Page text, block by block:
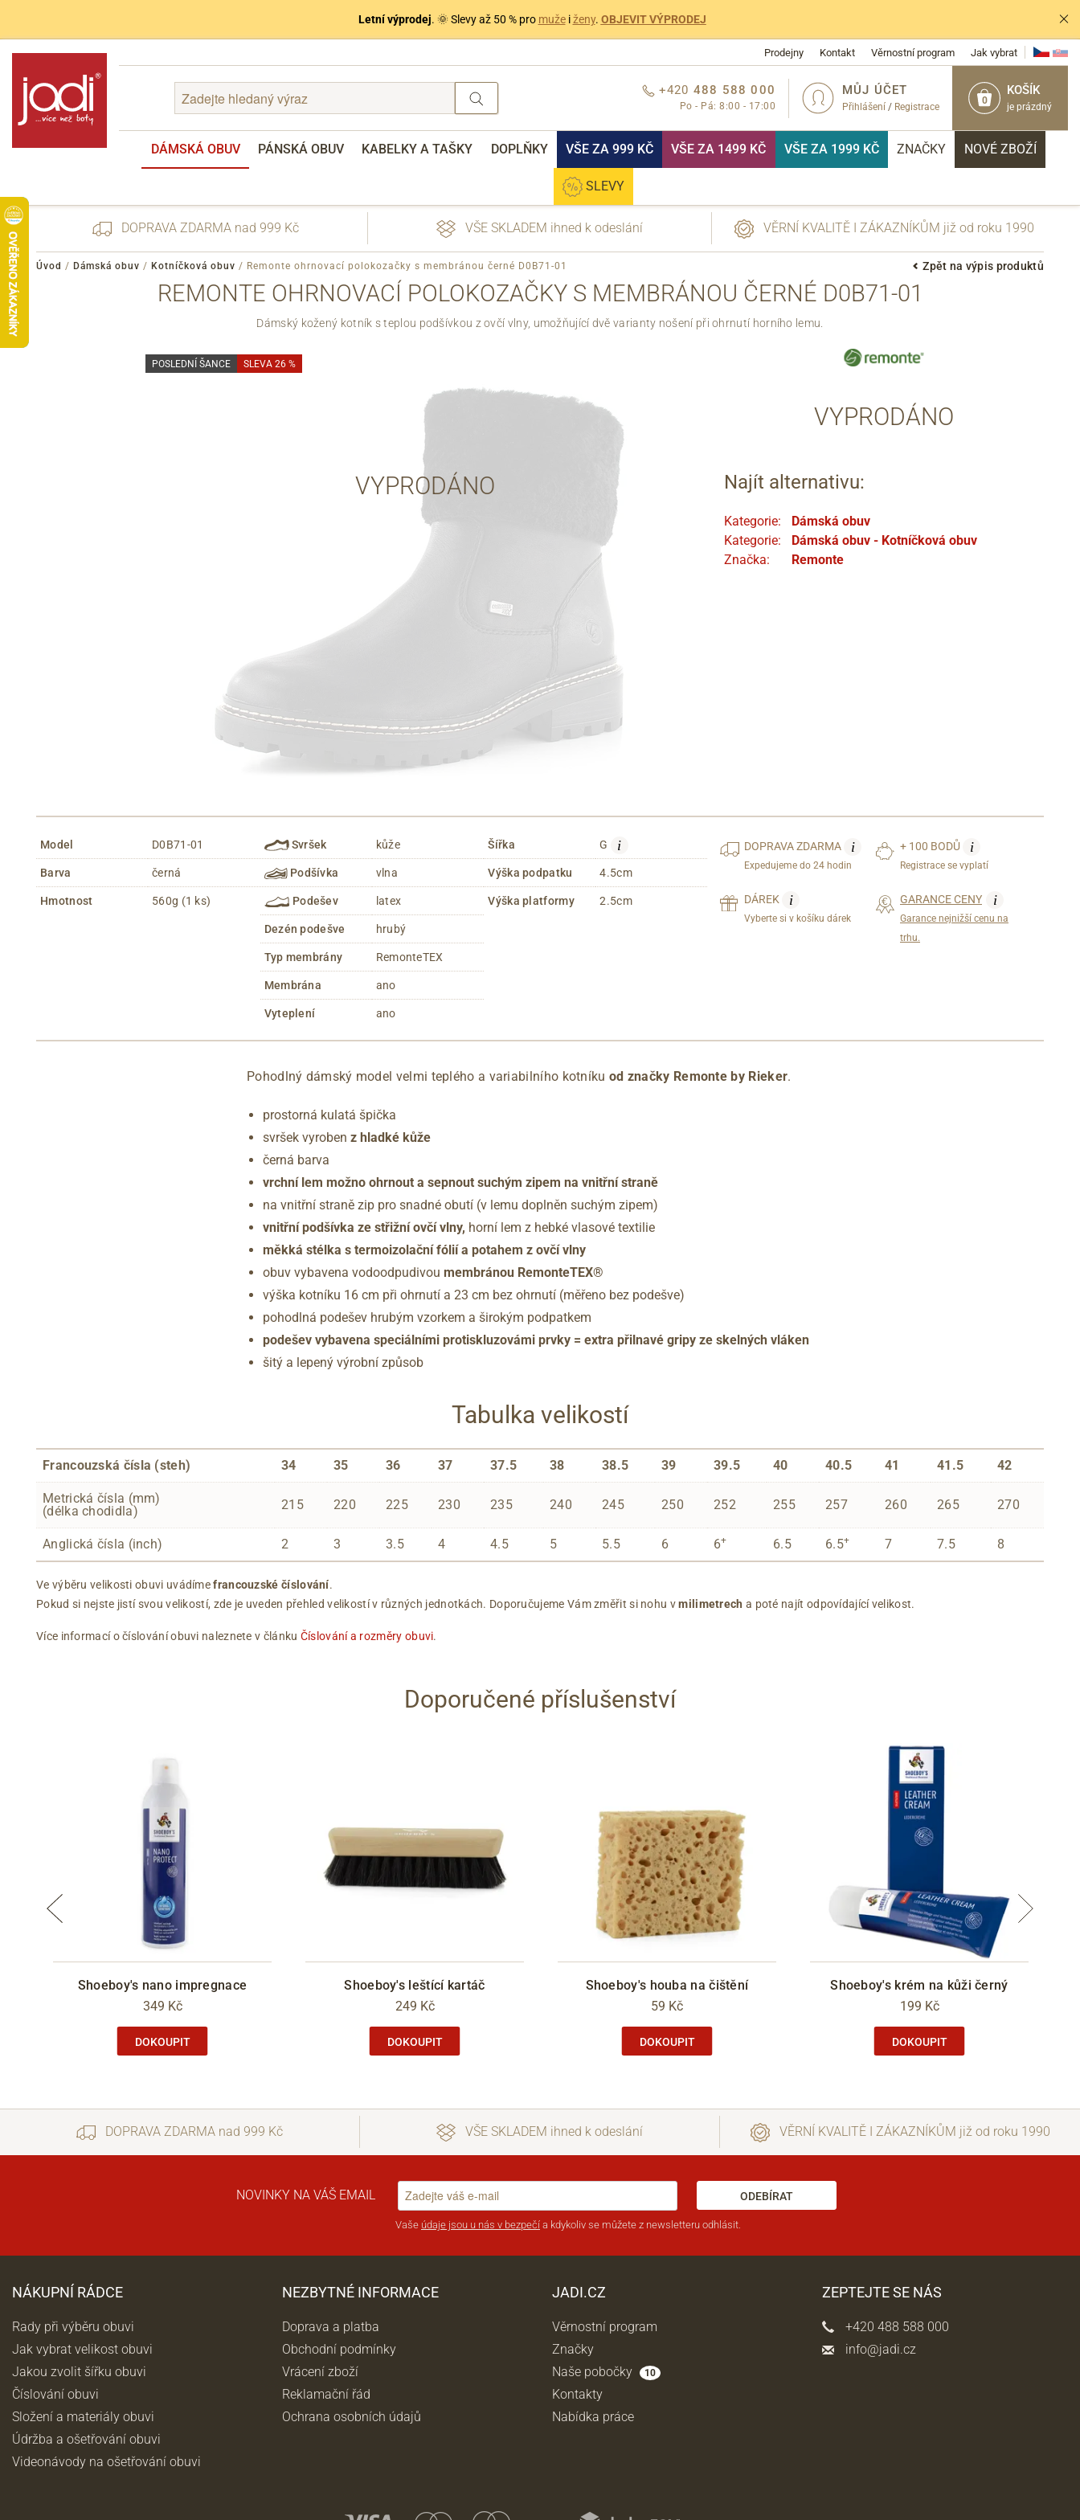
Letní výprodej. 🌞 Slevy až 50 % pro mužeiženy. OBJEVIT VÝPRODEJ
Prodejny Kontakt Věrnostní program Jak vybrat
0
KOŠÍK
je prázdný
MŮJ ÚČET
Přihlášení / Registrace
+420 488 588 000
Po - Pá: 8:00 - 17:00
DÁMSKÁ OBUV PÁNSKÁ OBUV KABELKY A TAŠKY DOPLŇKY VŠE ZA 999 KČ VŠE ZA 1499 KČ VŠE ZA 1999 KČ ZNAČKY NOVÉ ZBOŽÍ
SLEVY
Zapomenuté heslo
Přes Facebook
Přes Seznam
Přes Google
DOPRAVA ZDARMA nad 999 Kč VŠE SKLADEM ihned k odeslání VĚRNÍ KVALITĚ I ZÁKAZNÍKŮM již od roku 1990
Zpět na výpis produktů
Úvod / Dámská obuv / Kotníčková obuv / Remonte ohrnovací polokozačky s membránou černé D0B71-01
REMONTE OHRNOVACÍ POLOKOZAČKY S MEMBRÁNOU ČERNÉ D0B71-01
Dámský kožený kotník s teplou podšívkou z ovčí vlny, umožňující dvě varianty nošení při ohrnutí horního lemu.
VYPRODÁNO
POSLEDNÍ ŠANCE SLEVA 26 %
VYPRODÁNO
Najít alternativu:
Kategorie:
Dámská obuv
Kategorie:
Dámská obuv - Kotníčková obuv
Značka:
Remonte
Model D0B71-01
Barva černá
Hmotnost 560g (1 ks)
Svršek kůže
Podšívka vlna
Podešev latex
Dezén podešve hrubý
Typ membrány RemonteTEX
Membrána ano
Vyteplení ano
Šířka G i
Výška podpatku 4.5cm
Výška platformy 2.5cm
DOPRAVAZDARMA i
Expedujeme do 24 hodin
+ 100 BODŮ i
Registrace se vyplatí
DÁREK i
Vyberte si v košíku dárek
GARANCE CENY i
Garance nejnižší cenu na
trhu.
Pohodlný dámský model velmi teplého a variabilního kotníku od značky Remonte by Rieker.
prostorná kulatá špička
svršek vyroben z hladké kůže
černá barva
vrchní lem možno ohrnout a sepnout suchým zipem na vnitřní straně
na vnitřní straně zip pro snadné obutí (v lemu doplněn suchým zipem)
vnitřní podšívka ze střižní ovčí vlny, horní lem z hebké vlasové textilie
měkká stélka s termoizolační fólií a potahem z ovčí vlny
obuv vybavena vodoodpudivou membránou RemonteTEX®
výška kotníku 16 cm při ohrnutí a 23 cm bez ohrnutí (měřeno bez podešve)
pohodlná podešev hrubým vzorkem a širokým podpatkem
podešev vybavena speciálními protiskluzovámi prvky = extra přilnavé gripy ze skelných vláken
šitý a lepený výrobní způsob
Tabulka velikostí
Francouzská čísla (steh) 34 35 36 37 37.5 38 38.5 39 39.5 40 40.5 41 41.5 42
Metrická čísla (mm)
(délka chodidla)
215 220 225 230 235 240 245 250 252 255 257 260 265 270
Anglická čísla (inch) 2 3 3.5 4 4.5 5 5.5 6 6+ 6.5 6.5+ 7 7.5 8
Ve výběru velikosti obuvi uvádímefrancouzské číslování.
Pokud si nejste jistí svou velikostí, zde je uveden přehled velikostí v různých jednotkách. Doporučujeme Vám změřit si nohu vmilimetrech a poté najít odpovídající velikost.
Více informací o číslování obuvi naleznete v článku Číslování a rozměry obuvi.
Doporučené příslušenství
Shoeboy's nano impregnace
349 Kč
DOKOUPIT
Shoeboy's leštící kartáč
249 Kč
DOKOUPIT
Shoeboy's houba na čištění
59 Kč
DOKOUPIT
Shoeboy's krém na kůži černý
199 Kč
DOKOUPIT
DOPRAVA ZDARMA nad 999 Kč VŠE SKLADEM ihned k odeslání VĚRNÍ KVALITĚ I ZÁKAZNÍKŮM již od roku 1990
NOVINKY NA VÁŠ EMAIL ODEBÍRAT
Vaše údaje jsou u nás v bezpečí a kdykoliv se můžete z newsletteru odhlásit.
NÁKUPNÍ RÁDCE
Rady při výběru obuvi
Jak vybrat velikost obuvi
Jakou zvolit šířku obuvi
Číslování obuvi
Složení a materiály obuvi
Údržba a ošetřování obuvi
Videonávody na ošetřování obuvi
NEZBYTNÉ INFORMACE
Doprava a platba
Obchodní podmínky
Vrácení zboží
Reklamační řád
Ochrana osobních údajů
JADI.CZ
Věrnostní program
Značky
Naše pobočky
10
Kontakty
Nabídka práce
ZEPTEJTE SE NÁS
+420 488 588 000
info@jadi.cz